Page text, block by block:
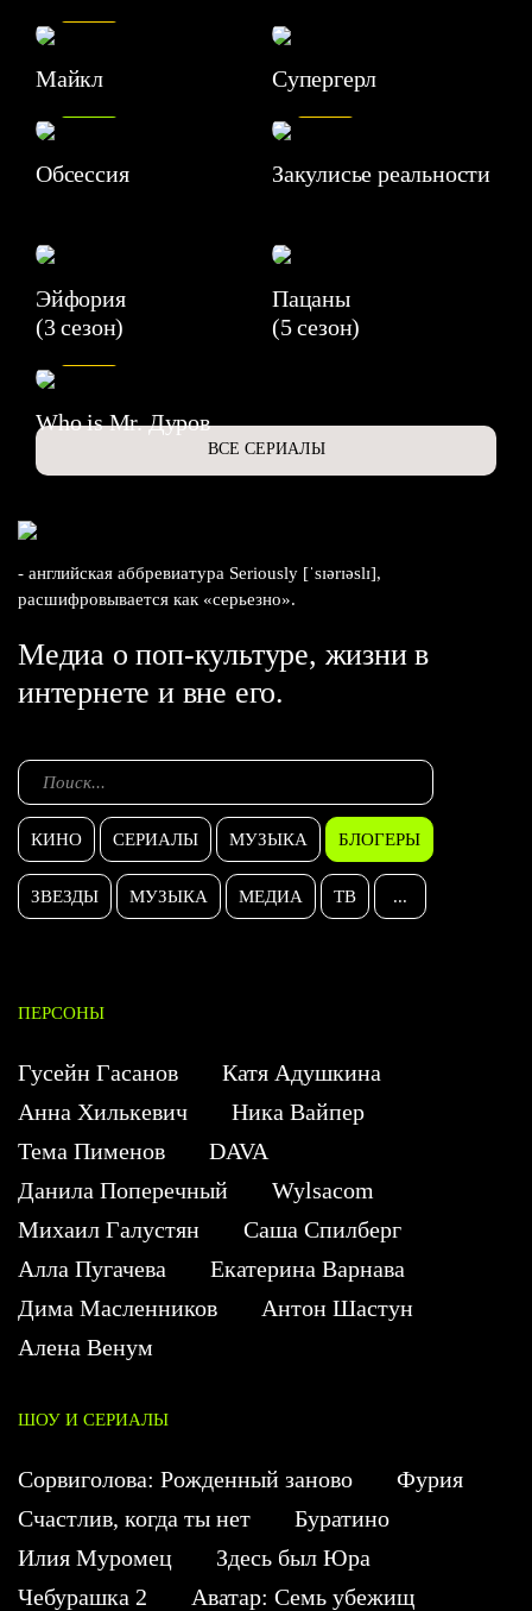
Майкл Супергерл
Обсессия
7.1
Закулисье реальности
Эйфория
(3 сезон)
Пацаны
(5 сезон)
6.3
Who is Mr. Дуров
ВСЕ СЕРИАЛЫ
- английская аббревиатура Seriously [ˈsɪərɪəslɪ],
расшифровывается как «серьезно».
Медиа о поп-культуре, жизни в
интернете и вне его.
КИНО СЕРИАЛЫ МУЗЫКА БЛОГЕРЫ
ЗВЕЗДЫ МУЗЫКА МЕДИА ТВ ...
ПЕРСОНЫ
Гусейн Гасанов
Катя Адушкина
Анна Хилькевич
Ника Вайпер
Тема Пименов
DAVA
Данила Поперечный
Wylsacom
Михаил Галустян
Саша Спилберг
Алла Пугачева
Екатерина Варнава
Дима Масленников
Антон Шастун
Алена Венум
ШОУ И СЕРИАЛЫ
Сорвиголова: Рожденный заново
Фурия
Счастлив, когда ты нет
Буратино
Илия Муромец
Здесь был Юра
Чебурашка 2
Аватар: Семь убежищ